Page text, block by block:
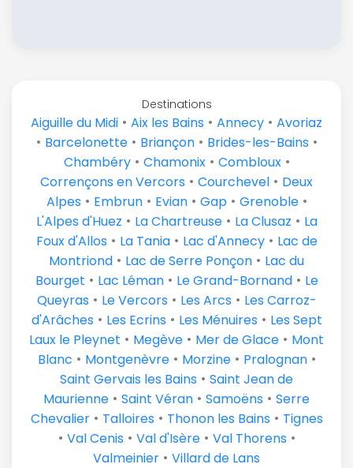
Destinations
Aiguille du Midi • Aix les Bains • Annecy • Avoriaz
• Barcelonette• Briançon• Brides-les-Bains •
Chambéry• Chamonix• Combloux•
Corrençons en Vercors • Courchevel • Deux
Alpes • Embrun• Evian• Gap• Grenoble•
L'Alpes d'Huez • La Chartreuse• La Clusaz • La
Foux d'Allos • La Tania• Lac d'Annecy• Lac de
Montriond • Lac de Serre Ponçon • Lac du
Bourget • Lac Léman• Le Grand-Bornand• Le
Queyras • Le Vercors • Les Arcs • Les Carroz-
d'Arâches • Les Ecrins • Les Ménuires • Les Sept
Laux le Pleynet • Megève • Mer de Glace • Mont
Blanc • Montgenèvre• Morzine• Pralognan•
Saint Gervais les Bains • Saint Jean de
Maurienne • Saint Véran • Samoëns • Serre
Chevalier• Talloires • Thonon les Bains • Tignes
• Val Cenis • Val d'Isère• Val Thorens •
Valmeinier • Villard de Lans